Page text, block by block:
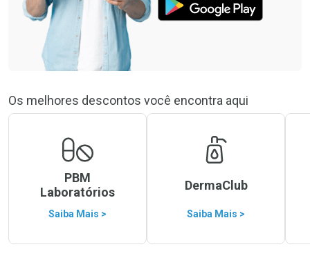
Os melhores descontos você encontra aqui
PBM
Laboratórios
Saiba Mais >
DermaClub
Saiba Mais >